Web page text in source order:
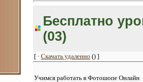
Бесплатно
(03)
[ · Скачать удаленно () ]
Учимся работать в Фотошопе Онлайн